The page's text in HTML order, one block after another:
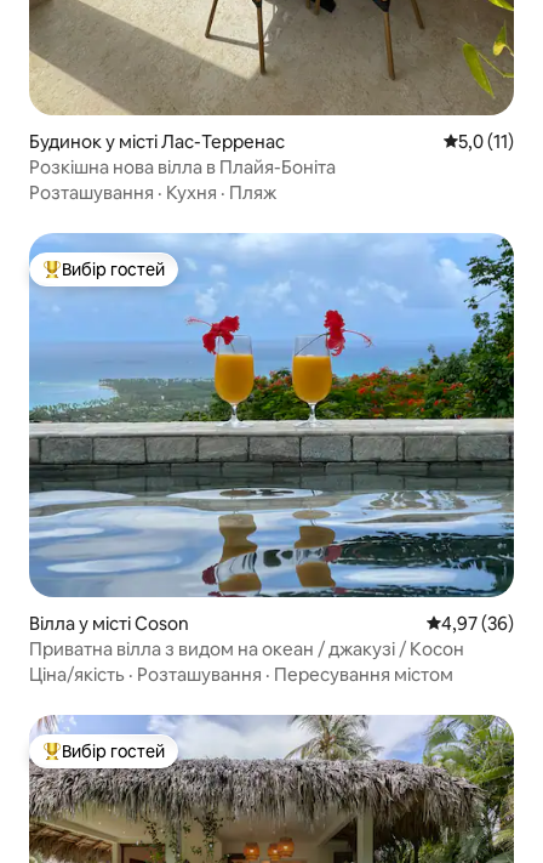
Будинок у місті Лас-Терренас Середня
5,0 (11)
Розкішна нова вілла в Плайя-Боніта
Розташування · Кухня · Пляж
Топ вибір гостей
Вибір гостей
Вілла у місті Coson Середня
4,97 (36)
Приватна вілла з видом на океан / джакузі / Косон
Ціна/якість · Розташування · Пересування містом
Топ вибір гостей
Вибір гостей